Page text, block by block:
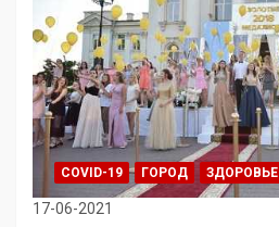
COVID-19 ГОРОД ЗДОРОВЬЕ
17-06-2021